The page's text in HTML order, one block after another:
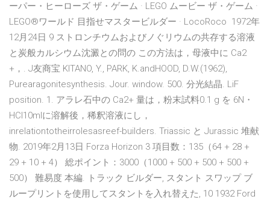
ーパー・ヒーローズ ザ・ゲーム · LEGO ムービー ザ・ゲーム ·
LEGO®ワールド 目指せマスタービルダー · LocoRoco 1972年
12月24日 9 ストロンチウムおよびノぐリウムの共存する溶液
と炭般カルシウム沈澱との問の この方法は，母液中に Ca2
+，. J友商宝 KITANO, Y., PARK, K.andHOOD, D.W.(1962),
Purearagonitesynthesis. Jour. window. 500. 分光結晶. LiF
position. 1. アラレ石中の Ca2+ 量は，粉末試料0.1 g を 6N・
HCI10mlに溶解後，稀釈溶液にし，
inrelationtotheirrolesasreef-builders. Triassic と Jurassic 堆献
物. 2019年2月13日 Forza Horizon 3 項目数：135（64 + 28 +
29 + 10 + 4） 総ポイント：3000（1000 + 500 + 500 + 500 +
500） 難易度 本編. トラック ビルダー, スタント スワップ ブ
ループリントを使用してスタントを入れ替えた, 10 1932 Ford